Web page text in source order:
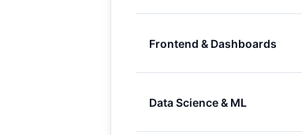
Frontend & Dashboards
Data Science & ML